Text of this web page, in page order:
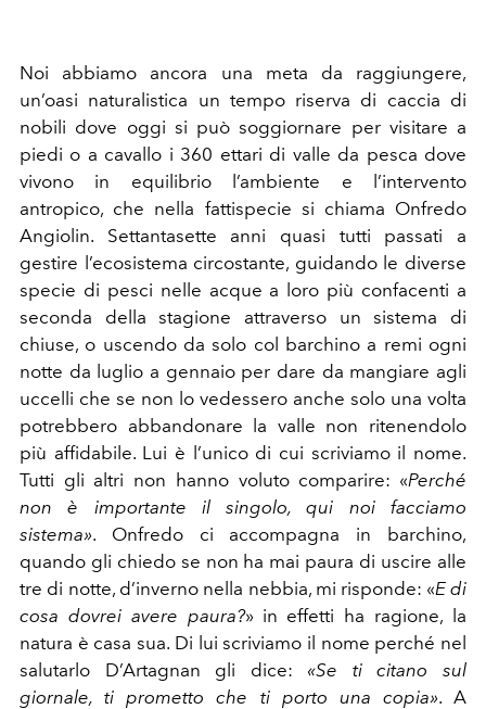
Noi abbiamo ancora una meta da raggiungere,
un’oasi naturalistica un tempo riserva di caccia di
nobili dove oggi si può soggiornare per visitare a
piedi o a cavallo i 360 ettari di valle da pesca dove
vivono in equilibrio l’ambiente e l’intervento
antropico, che nella fattispecie si chiama Onfredo
Angiolin. Settantasette anni quasi tutti passati a
gestire l’ecosistema circostante, guidando le diverse
specie di pesci nelle acque a loro più confacenti a
seconda della stagione attraverso un sistema di
chiuse, o uscendo da solo col barchino a remi ogni
notte da luglio a gennaio per dare da mangiare agli
uccelli che se non lo vedessero anche solo una volta
potrebbero abbandonare la valle non ritenendolo
più affidabile. Lui è l’unico di cui scriviamo il nome.
Tutti gli altri non hanno voluto comparire: «Perché
non è importante il singolo, qui noi facciamo
sistema». Onfredo ci accompagna in barchino,
quando gli chiedo se non ha mai paura di uscire alle
tre di notte, d’inverno nella nebbia, mi risponde: «E di
cosa dovrei avere paura?» in effetti ha ragione, la
natura è casa sua. Di lui scriviamo il nome perché nel
salutarlo D’Artagnan gli dice: «Se ti citano sul
giornale, ti prometto che ti porto una copia». A